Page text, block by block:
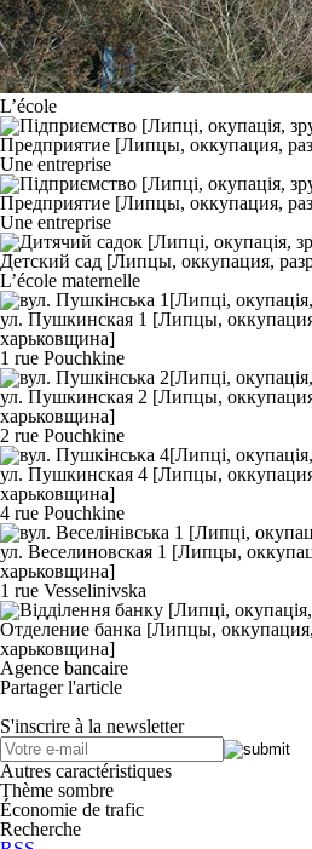
L’école
Une entreprise
Une entreprise
L’école maternelle
1 rue Pouchkine
2 rue Pouchkine
4 rue Pouchkine
1 rue Vesselinivska
Agence bancaire
Partager l'article
S'inscrire à la newsletter
Autres caractéristiques
Thème sombre
Économie de trafic
Recherche